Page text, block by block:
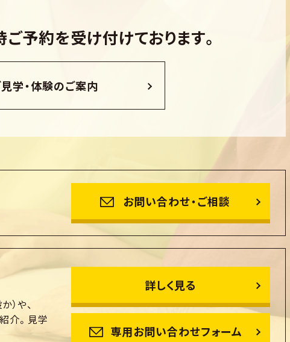
ご予約を受け付けております。
学・体験のご案内
お問い合わせ・ご相談
）や、
介。見学
詳しく見る
専用お問い合わせフォーム